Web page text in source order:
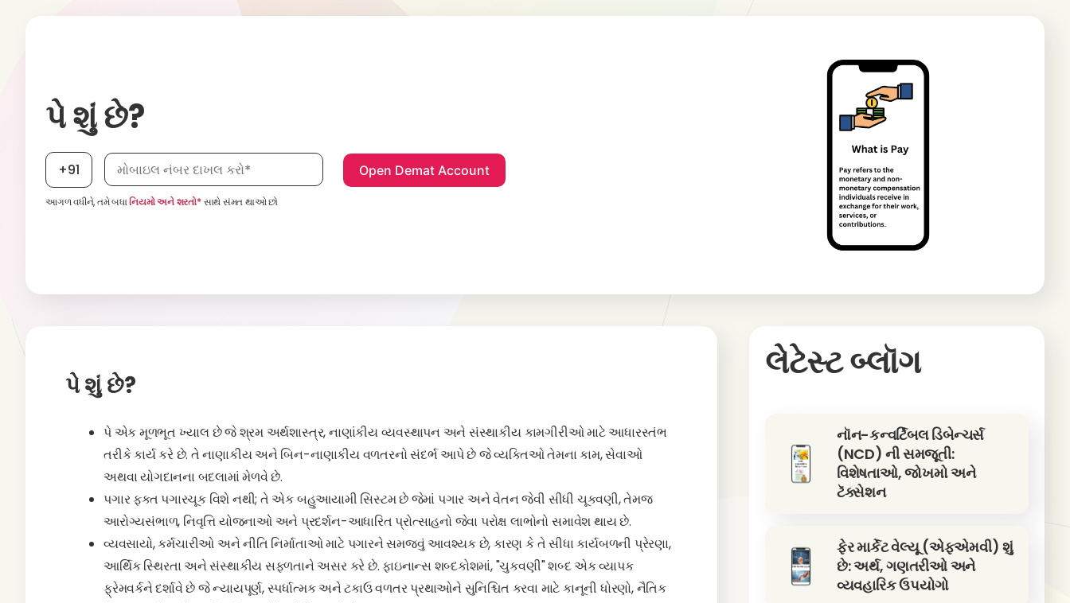
પે શું છે?
+91 મોબાઇલ નંબર, જરૂરી છે
આગળ વધીને, તમે બધાનિયમો અને શરતો*સાથે સંમત થાઓ છો
પે શું છે?
પે એક મૂળભૂત ખ્યાલ છે જે શ્રમ અર્થશાસ્ત્ર, નાણાંકીય વ્યવસ્થાપન અને સંસ્થાકીય કામગીરીઓ માટે આધારસ્તંભ
તરીકે કાર્ય કરે છે. તે નાણાકીય અને બિન-નાણાકીય વળતરનો સંદર્ભ આપે છે જે વ્યક્તિઓ તેમના કામ, સેવાઓ
અથવા યોગદાનના બદલામાં મેળવે છે.
પગાર ફક્ત પગારચૂક વિશે નથી; તે એક બહુઆયામી સિસ્ટમ છે જેમાં પગાર અને વેતન જેવી સીધી ચૂકવણી, તેમજ
આરોગ્યસંભાળ, નિવૃત્તિ યોજનાઓ અને પ્રદર્શન-આધારિત પ્રોત્સાહનો જેવા પરોક્ષ લાભોનો સમાવેશ થાય છે.
વ્યવસાયો, કર્મચારીઓ અને નીતિ નિર્માતાઓ માટે પગારને સમજવું આવશ્યક છે, કારણ કે તે સીધા કાર્યબળની પ્રેરણા,
આર્થિક સ્થિરતા અને સંસ્થાકીય સફળતાને અસર કરે છે. ફાઇનાન્સ શબ્દકોશમાં, "ચુકવણી" શબ્દ એક વ્યાપક
ફ્રેમવર્કને દર્શાવે છે જે ન્યાયપૂર્ણ, સ્પર્ધાત્મક અને ટકાઉ વળતર પ્રથાઓને સુનિશ્ચિત કરવા માટે કાનૂની ધોરણો, નૈતિક
લેટેસ્ટ બ્લૉગ
નૉન-કન્વર્ટિબલ ડિબેન્ચર્સ
(NCD) ની સમજૂતી:
વિશેષતાઓ, જોખમો અને
ટૅક્સેશન
ફેર માર્કેટ વેલ્યૂ (એફએમવી) શું
છે: અર્થ, ગણતરીઓ અને
વ્યવહારિક ઉપયોગો